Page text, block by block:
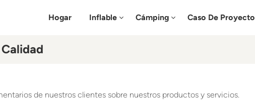
Hogar Inflable Cámping Caso De Proyecto
de nuestros clientes sobre nuestros productos y servicios.